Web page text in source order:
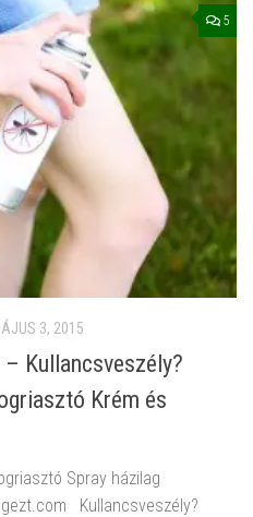
5
3, 2015
Kullancsveszély?
Krém és
Spray házilag
Kullancsveszély?